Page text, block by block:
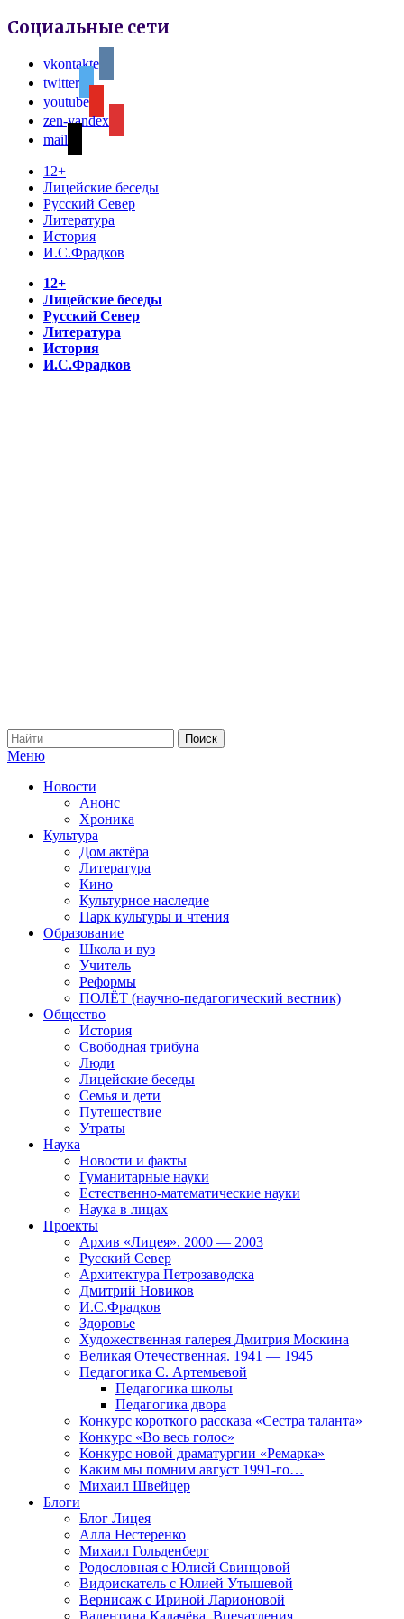
Социальные сети
vkontakte
twitter
youtube
zen-yandex
mail
12+
Лицейские беседы
Русский Север
Литература
История
И.С.Фрадков
12+
Лицейские беседы
Русский Север
Литература
История
И.С.Фрадков
Меню
Новости
Анонс
Хроника
Культура
Дом актёра
Литература
Кино
Культурное наследие
Парк культуры и чтения
Образование
Школа и вуз
Учитель
Реформы
ПОЛЁТ (научно-педагогический вестник)
Общество
История
Свободная трибуна
Люди
Лицейские беседы
Семья и дети
Путешествие
Утраты
Наука
Новости и факты
Гуманитарные науки
Естественно-математические науки
Наука в лицах
Проекты
Архив «Лицея». 2000 — 2003
Русский Север
Архитектура Петрозаводска
Дмитрий Новиков
И.С.Фрадков
Здоровье
Художественная галерея Дмитрия Москина
Великая Отечественная. 1941 — 1945
Педагогика С. Артемьевой
Педагогика школы
Педагогика двора
Конкурс короткого рассказа «Сестра таланта»
Конкурс «Во весь голос»
Конкурс новой драматургии «Ремарка»
Каким мы помним август 1991-го…
Михаил Швейцер
Блоги
Блог Лицея
Алла Нестеренко
Михаил Гольденберг
Родословная с Юлией Свинцовой
Видоискатель с Юлией Утышевой
Вернисаж с Ириной Ларионовой